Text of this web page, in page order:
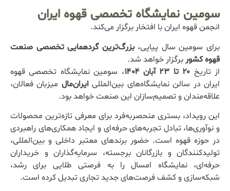
سومین نمایشگاه تخصصی قهوه ایران
انجمن قهوه ایران با افتخار برگزار می‌کند.
برای سومین سال پیاپی،بزرگ‌ترین گردهمایی تخصصی صنعت
قهوه کشوربرگزار خواهد شد.
از تاریخ ۲۰ تا ۲۳ آبان ۱۴۰۴
، سومین نمایشگاه تخصصی قهوه
ایران در سالن نمایشگاه‌های بین‌المللیایران‌مال میزبان فعالان،
علاقه‌مندان و تصمیم‌سازان این صنعت خواهد بود.
این رویداد، بستری منحصر‌به‌فرد برای معرفی تازه‌ترین محصولات
و نوآوری‌ها، تبادل تجربه‌های حرفه‌ای و ایجاد همکاری‌های راهبردی
در حوزه قهوه است. حضور برندهای معتبر داخلی و بین‌المللی،
تولیدکنندگان و بازرگانان برجسته، سرمایه‌گذاران و خریداران
حرفه‌ای، نمایشگاه امسال را به فرصتی طلایی برای رشد،
شبکه‌سازی و کشف فرصت‌های جدید تجاری تبدیل کرده است.